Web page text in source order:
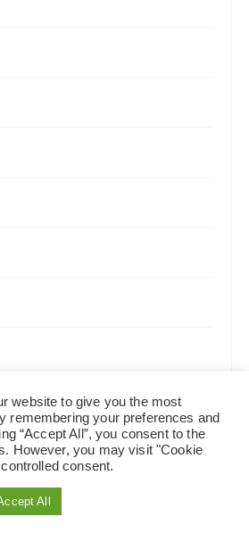
website to give you the most
remembering your preferences and
“Accept All”, you consent to the
However, you may visit "Cookie
consent.
All